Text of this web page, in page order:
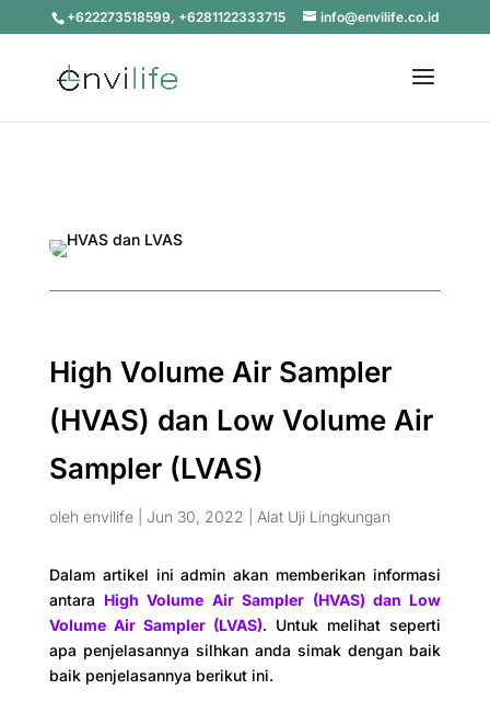
+622273518599, +6281122333715 info@envilife.co.id
High Volume Air Sampler
(HVAS) dan Low Volume Air
Sampler (LVAS)
oleh envilife| Jun 30, 2022 Alat Uji Lingkungan
Dalam artikel ini admin akan memberikan informasi
antara High Volume Air Sampler (HVAS) dan Low
Volume Air Sampler (LVAS). Untuk melihat seperti
apa penjelasannya silhkan anda simak dengan baik
baik penjelasannya berikut ini.